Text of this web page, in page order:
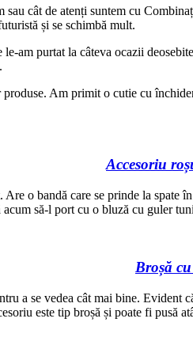
cât de atenți suntem cu
și se schimbă mult.
le-am purtat la câteva ocazii
Am primit o cutie cu
Accesoriu
o bandă care se prinde la
să-l port cu o bluză cu guler
Broșă
a se vedea cât mai bine.
este tip broșă și poate fi pusă